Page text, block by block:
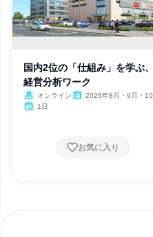
国内2位の「仕組み」を学ぶ、
経営分析ワーク
オンライン
2026年8月・9月・10
1日
お気に入り